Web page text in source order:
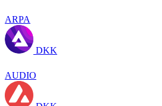
ARPA
DKK
AUDIO